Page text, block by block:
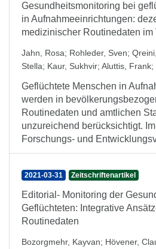
Gesundheitsmonitoring bei
in Aufnahmeeinrichtungen:
medizinischer Routinedaten im
Jahn, Rosa; Rohleder, Sven;
Stella; Kaur, Sukhvir; Aluttis, Frank;
Geflüchtete Menschen in
werden in
Routinedaten und amtlichen
unzureichend berücksichtigt.
Forschungs- und
2021-03-31 Zeitschriftenartikel
Editorial- Monitoring der
Geflüchteten: Integrative
Routinedaten
Bozorgmehr, Kayvan; Hövener,